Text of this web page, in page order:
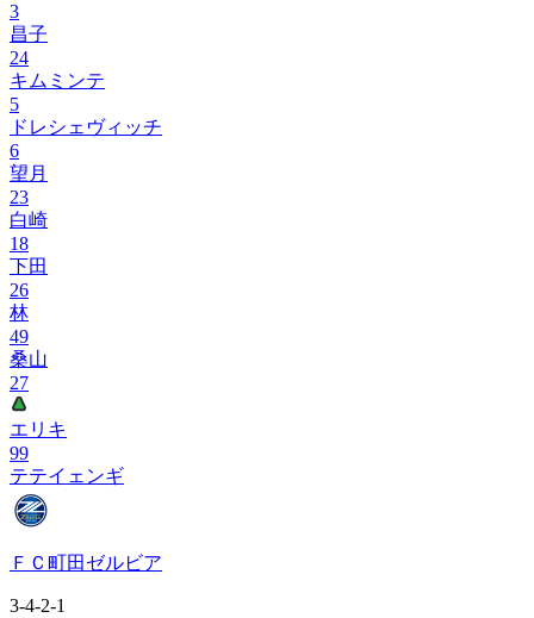
3
昌子
24
キムミンテ
5
ドレシェヴィッチ
6
望月
23
白崎
18
下田
26
林
49
桑山
27
エリキ
99
テテイェンギ
ＦＣ町田ゼルビア
3-4-2-1